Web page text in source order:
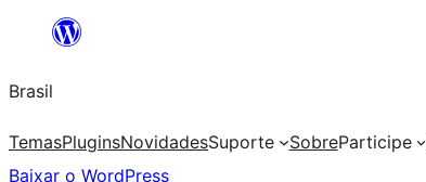
o
conteúdo
Brasil
TemasPluginsNovidadesSuporte SobreParticipe
Baixar o WordPress